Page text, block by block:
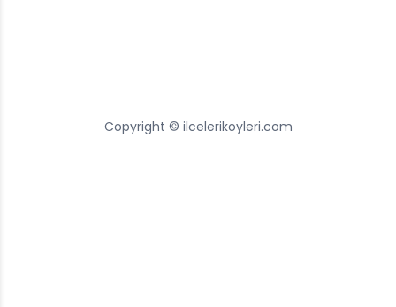
Copyright © ilcelerikoyleri.com